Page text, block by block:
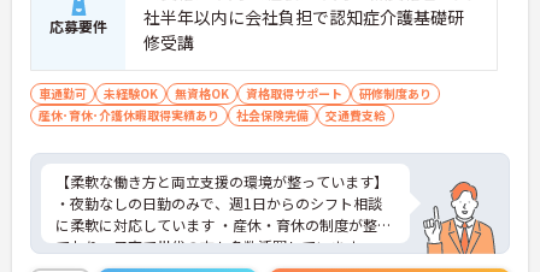
応募要件
社半年以内に会社負担で認知症介護基礎研
修受講
車通勤可 未経験OK 無資格OK 資格取得サポート
研修制度あり
産休･育休･介護休暇取得実績あり
社会保険完備 交通費支給
【柔軟な働き方と両立支援の環境が整っています】
・夜勤なしの日勤のみで、週1日からのシフト相談
に柔軟に対応しています ・産休・育休の制度が整っ
ており、子育て世代の方も多数活躍しています
【パート勤務でも安心の厚待遇が用意されていま